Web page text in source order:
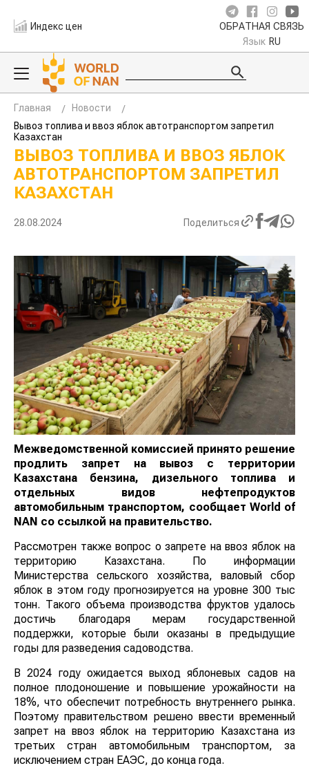
Индекс цен ОБРАТНАЯ СВЯЗЬ
Язык RU
Главная
Новости
Вывоз топлива и ввоз яблок автотранспортом запретил
Казахстан
ВЫВОЗ ТОПЛИВА И ВВОЗ ЯБЛОК
АВТОТРАНСПОРТОМ ЗАПРЕТИЛ
КАЗАХСТАН
28.08.2024 Поделиться
Межведомственной комиссией принято решение
продлить запрет на вывоз с территории
Казахстана бензина, дизельного топлива и
отдельных видов нефтепродуктов
автомобильным транспортом, сообщает World of
NAN со ссылкой на правительство.
Рассмотрен также вопрос о запрете на ввоз яблок на
территорию Казахстана. По информации
Министерства сельского хозяйства, валовый сбор
яблок в этом году прогнозируется на уровне 300 тыс
тонн. Такого объема производства фруктов удалось
достичь благодаря мерам государственной
поддержки, которые были оказаны в предыдущие
годы для разведения садоводства.
В 2024 году ожидается выход яблоневых садов на
полное плодоношение и повышение урожайности на
18%, что обеспечит потребность внутреннего рынка.
Поэтому правительством решено ввести временный
запрет на ввоз яблок на территорию Казахстана из
третьих стран автомобильным транспортом, за
исключением стран ЕАЭС, до конца года.